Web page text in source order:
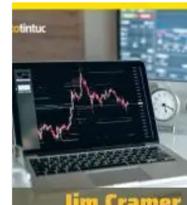
triệu đô Stablecoin bị rút